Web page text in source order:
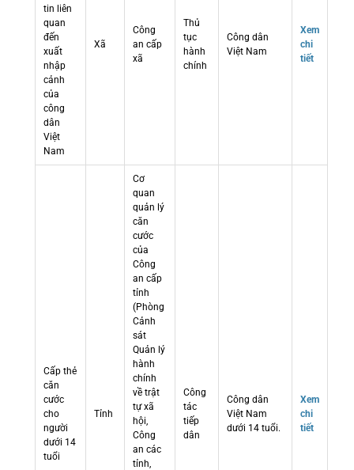
tin liên
quan
đến
xuất
nhập
cảnh
của
công
dân
Việt
Nam
Xã
Công
an cấp
xã
Thủ
tục
hành
chính
Công dân
Việt Nam
Xem
chi
tiết
Cấp thẻ
căn
cước
cho
người
dưới 14
tuổi
Tỉnh
Cơ
quan
quản lý
căn
cước
của
Công
an cấp
tỉnh
(Phòng
Cảnh
sát
Quản lý
hành
chính
về trật
tự xã
hội,
Công
an các
tỉnh,
Công
tác
tiếp
dân
Công dân
Việt Nam
dưới 14 tuổi.
Xem
chi
tiết